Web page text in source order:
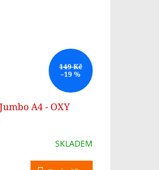
149 Kč
–19 %
A4 - OXY
SKLADEM